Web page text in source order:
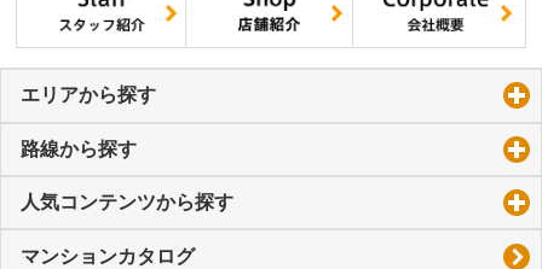
エリアから探す
路線から探す
人気コンテンツから探す
マンションカタログ